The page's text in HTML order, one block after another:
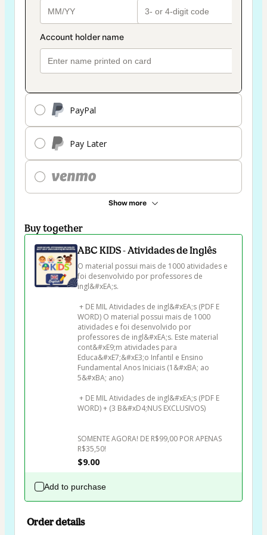
PayPal
Pay Later
Show more
Buy together
ABC KIDS - Atividades de Inglês
O material possui mais de 1000 atividades e
foi desenvolvido por professores de
ingl&#xEA;s.
WORD) O material possui mais de 1000
atividades e foi desenvolvido por
professores de ingl&#xEA;s. Este material
cont&#xE9;m atividades para
Educa&#xE7;&#xE3;o Infantil e Ensino
Fundamental Anos Iniciais (1&#xBA; ao
5&#xBA; ano)
WORD) + (3 B&#xD4;NUS EXCLUSIVOS)
SOMENTE AGORA! DE R$99,00 POR APENAS
R$35,50!
$9.00
Add to purchase
Order details